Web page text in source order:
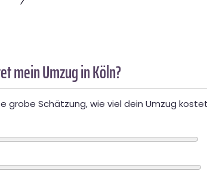
mein Umzug in Köln?
grobe Schätzung, wie viel dein Umzug